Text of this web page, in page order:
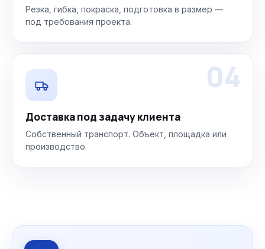
Резка, гибка, покраска, подготовка в размер —
под требования проекта.
04
Доставка под задачу клиента
Собственный транспорт. Объект, площадка или
производство.